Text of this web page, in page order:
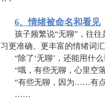
6、情绪被命名和看见
孩子频繁说“无聊”，往
习更准确、更丰富的情绪词
“除了‘无聊’，还能用什
“哦，有些无聊，心里空
“有些无聊，因为……有
……